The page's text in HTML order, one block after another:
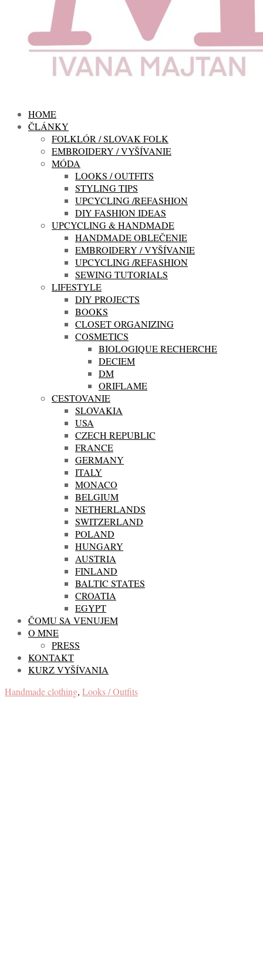
HOME
ČLÁNKY
FOLKLÓR / SLOVAK FOLK
EMBROIDERY / VYŠÍVANIE
MÓDA
LOOKS / OUTFITS
STYLING TIPS
UPCYCLING /REFASHION
DIY FASHION IDEAS
UPCYCLING & HANDMADE
HANDMADE OBLEČENIE
EMBROIDERY / VYŠÍVANIE
UPCYCLING /REFASHION
SEWING TUTORIALS
LIFESTYLE
DIY PROJECTS
BOOKS
CLOSET ORGANIZING
COSMETICS
BIOLOGIQUE RECHERCHE
DECIEM
DM
ORIFLAME
CESTOVANIE
SLOVAKIA
USA
CZECH REPUBLIC
FRANCE
GERMANY
ITALY
MONACO
BELGIUM
NETHERLANDS
SWITZERLAND
POLAND
HUNGARY
AUSTRIA
FINLAND
BALTIC STATES
CROATIA
EGYPT
ČOMU SA VENUJEM
O MNE
PRESS
KONTAKT
KURZ VYŠÍVANIA
Handmade clothing, Looks / Outfits